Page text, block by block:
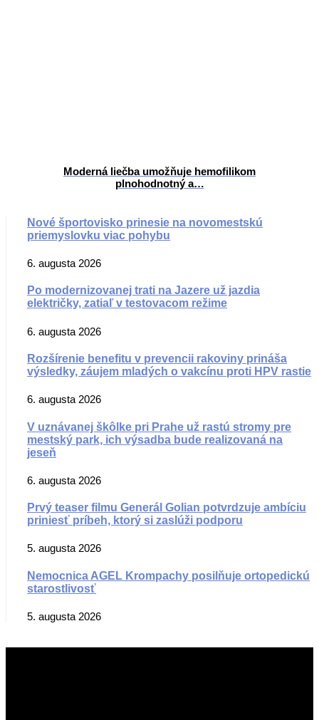
Moderná liečba umožňuje hemofilikom
plnohodnotný a…
Nové športovisko prinesie na novomestskú
priemyslovku viac pohybu
6. augusta 2026
Po modernizovanej trati na Jazere už jazdia
električky, zatiaľ v testovacom režime
6. augusta 2026
Rozšírenie benefitu v prevencii rakoviny prináša
výsledky, záujem mladých o vakcínu proti HPV rastie
6. augusta 2026
V uznávanej škôlke pri Prahe už rastú stromy pre
mestský park, ich výsadba bude realizovaná na
jeseň
6. augusta 2026
Prvý teaser filmu Generál Golian potvrdzuje ambíciu
priniesť príbeh, ktorý si zaslúži podporu
5. augusta 2026
Nemocnica AGEL Krompachy posilňuje ortopedickú
starostlivosť
5. augusta 2026